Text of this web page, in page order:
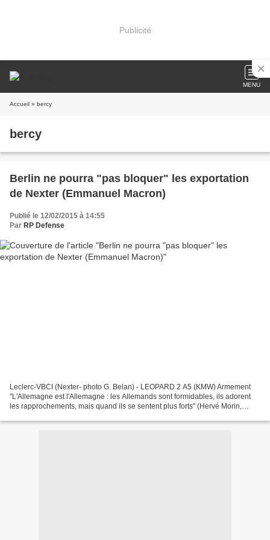
Publicité
MENU
Accueil » bercy
bercy
Berlin ne pourra "pas bloquer" les exportation
de Nexter (Emmanuel Macron)
Publié le 12/02/2015 à 14:55
Par RP Defense
Leclerc-VBCI (Nexter- photo G. Belan) - LEOPARD 2 A5 (KMW) Armement
"L'Allemagne est l'Allemagne : les Allemands sont formidables, ils adorent
les rapprochements, mais quand ils se sentent plus forts" (Hervé Morin,